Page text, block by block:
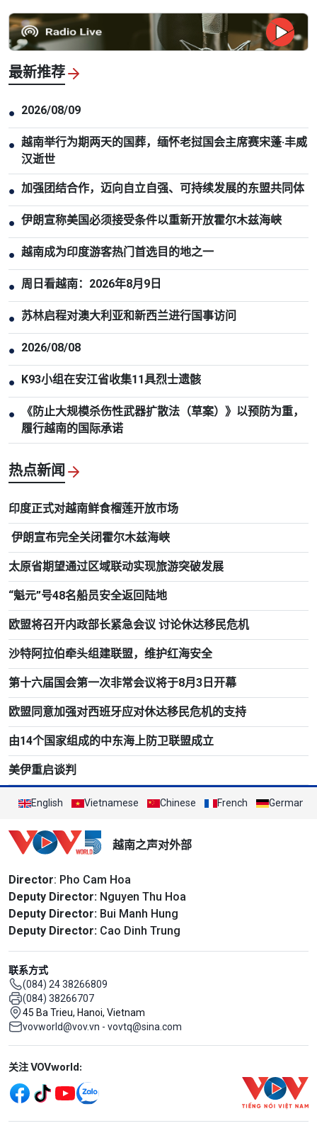
最新推荐
● 2026/08/09
● 越南举行为期两天的国葬，缅怀老挝国会主席赛宋蓬·丰威
汉逝世
● 加强团结合作，迈向自立自强、可持续发展的东盟共同体
● 伊朗宣称美国必须接受条件以重新开放霍尔木兹海峡
● 越南成为印度游客热门首选目的地之一
● 周日看越南：2026年8月9日
● 苏林启程对澳大利亚和新西兰进行国事访问
● 2026/08/08
● K93小组在安江省收集11具烈士遗骸
●
《防止大规模杀伤性武器扩散法（草案）》以预防为重，
履行越南的国际承诺
热点新闻
印度正式对越南鲜食榴莲开放市场
伊朗宣布完全关闭霍尔木兹海峡
太原省期望通过区域联动实现旅游突破发展
“魁元”号48名船员安全返回陆地
欧盟将召开内政部长紧急会议 讨论休达移民危机
沙特阿拉伯牵头组建联盟，维护红海安全
第十六届国会第一次非常会议将于8月3日开幕
欧盟同意加强对西班牙应对休达移民危机的支持
由14个国家组成的中东海上防卫联盟成立
美伊重启谈判
English Vietnamese Chinese French German
越南之声对外部
Director: Pho Cam Hoa
Deputy Director: Nguyen Thu Hoa
Deputy Director: Bui Manh Hung
Deputy Director: Cao Dinh Trung
联系方式
(084) 24 38266809
(084) 38266707
45 Ba Trieu, Hanoi, Vietnam
vovworld@vov.vn - vovtq@sina.com
Mạng xã hội
关注 VOVworld: